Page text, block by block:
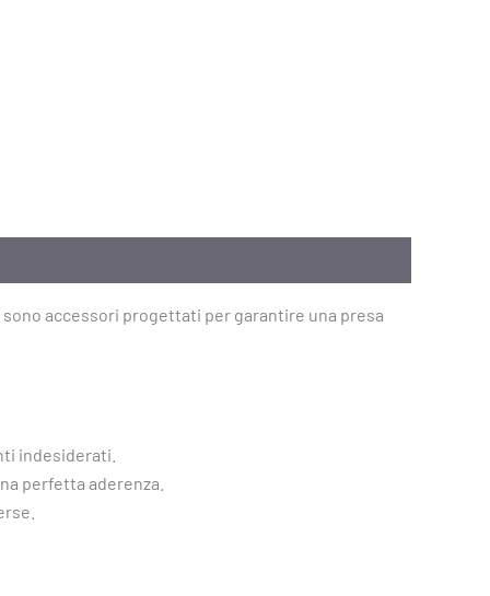
sono accessori progettati per garantire una presa
indesiderati.
perfetta aderenza.